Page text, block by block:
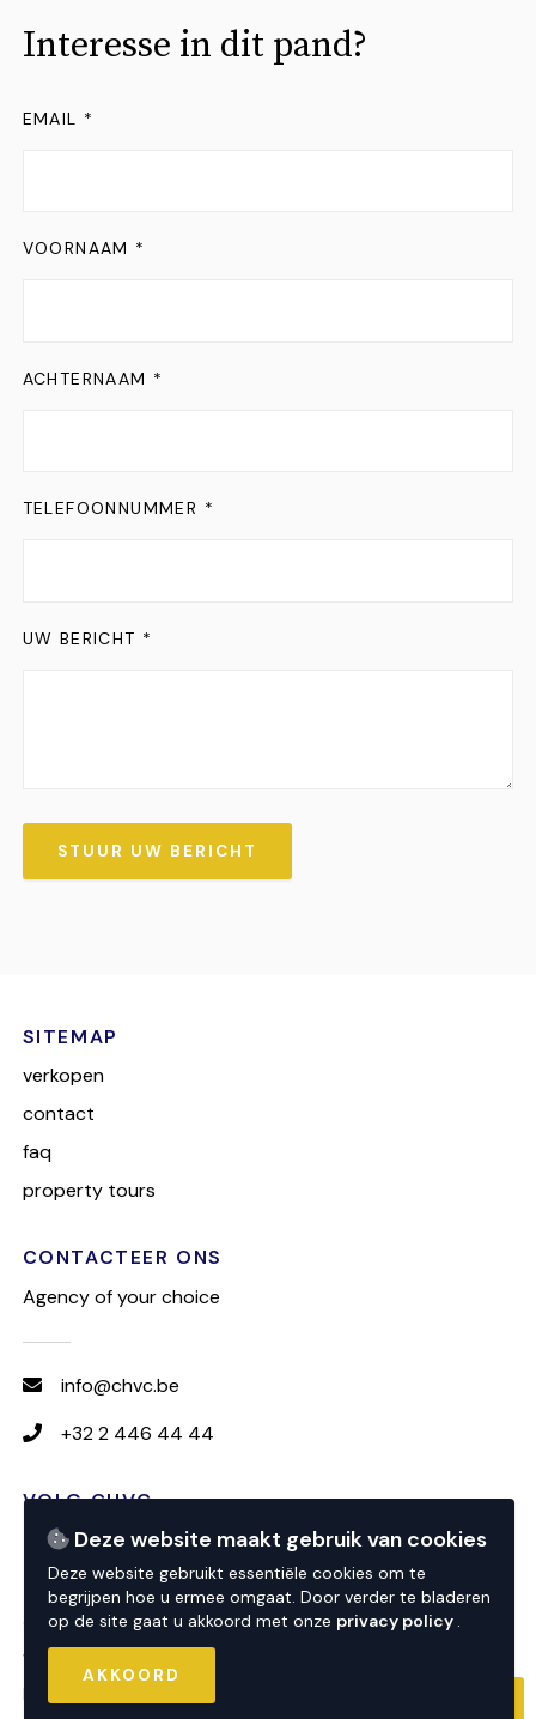
Deze website maakt gebruik van cookies
Deze website gebruikt essentiële cookies om te
begrijpen hoe u ermee omgaat. Door verder te bladeren
op de site gaat u akkoord met onze privacy policy .
AKKOORD
Interesse in dit pand?
VOORNAAM *
EMAIL *
ACHTERNAAM *
TELEFOONNUMMER *
UW BERICHT *
STUUR UW BERICHT
SITEMAP
verkopen
contact
faq
property tours
CONTACTEER ONS
Agency of your choice
info@chvc.be
+32 2 446 44 44
VOLG CHVC
© 2026 CHVC
website by
powered by